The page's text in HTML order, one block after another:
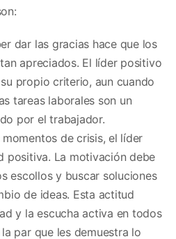
dar las gracias hace que los
apreciados. El líder positivo
propio criterio, aun cuando
tareas laborales son un
por el trabajador.
de crisis, el líder
positiva. La motivación debe
escollos y buscar soluciones
de ideas. Esta actitud
y la escucha activa en todos
par que les demuestra lo